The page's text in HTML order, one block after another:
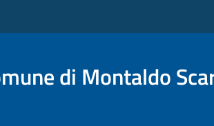
di Montaldo